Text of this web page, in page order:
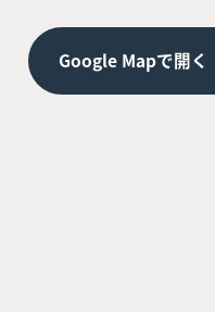
Google Mapで開く